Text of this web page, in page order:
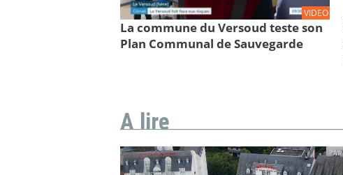
VIDEO
La commune du Versoud teste son
Plan Communal de Sauvegarde
A lire